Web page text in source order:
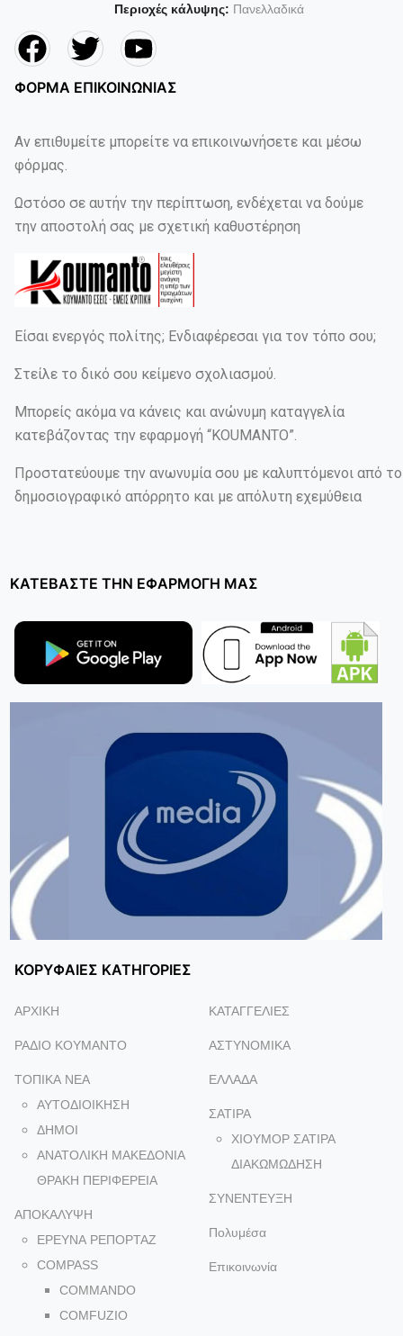
Περιοχές κάλυψης: Πανελλαδικά
ΦΟΡΜΑ ΕΠΙΚΟΙΝΩΝΙΑΣ
Αν επιθυμείτε μπορείτε να επικοινωνήσετε και μέσω
φόρμας.
Ωστόσο σε αυτήν την περίπτωση, ενδέχεται να δούμε
την αποστολή σας με σχετική καθυστέρηση
Είσαι ενεργός πολίτης; Ενδιαφέρεσαι για τον τόπο σου;
Στείλε το δικό σου κείμενο σχολιασμού.
Μπορείς ακόμα να κάνεις και ανώνυμη καταγγελία
κατεβάζοντας την εφαρμογή “KOUMANTO”.
Προστατεύουμε την ανωνυμία σου με καλυπτόμενοι από το
δημοσιογραφικό απόρρητο και με απόλυτη εχεμύθεια
ΚΑΤΕΒΑΣΤΕ ΤΗΝ ΕΦΑΡΜΟΓΗ ΜΑΣ
ΚΟΡΥΦΑΙΕΣ ΚΑΤΗΓΟΡΙΕΣ
ΑΡΧΙΚΗ
ΡΑΔΙΟ ΚΟΥΜΑΝΤΟ
ΤΟΠΙΚΑ NEA
ΑΥΤΟΔΙΟΙΚΗΣΗ
ΔΗΜΟΙ
ΑΝΑΤΟΛΙΚΗ ΜΑΚΕΔΟΝΙΑ
ΘΡΑΚΗ ΠΕΡΙΦΕΡΕΙΑ
ΑΠΟΚΑΛΥΨΗ
ΕΡΕΥΝΑ ΡΕΠΟΡΤΑΖ
COMPASS
COMMANDO
COMFUZIO
ΚΑΤΑΓΓΕΛΙΕΣ
ΑΣΤΥΝΟΜΙΚΑ
ΕΛΛΑΔΑ
ΣΑΤΙΡΑ
ΧΙΟΥΜΟΡ ΣΑΤΙΡΑ
ΔΙΑΚΩΜΩΔΗΣΗ
ΣΥΝΕΝΤΕΥΞΗ
Πολυμέσα
Επικοινωνία